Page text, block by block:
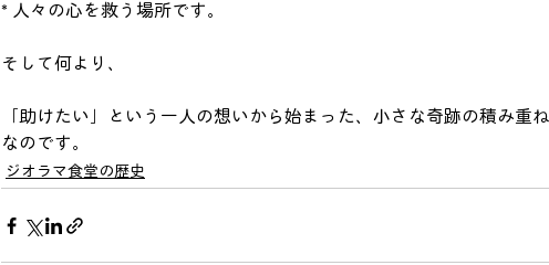
* 人々の心を救う場所です。
そして何より、
「助けたい」という一人の想いから始まった、小さな奇跡の積み重ね
なのです。
ジオラマ食堂の歴史